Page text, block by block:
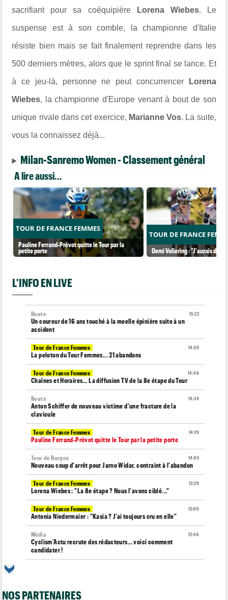
sacrifiant pour sa coéquipière Lorena Wiebes. Le
suspense est à son comble, la championne d'Italie
résiste bien mais se fait finalement reprendre dans les
500 derniers mètres, alors que le sprint final se lance. Et
à ce jeu-là, personne ne peut concurrencer Lorena
Wiebes, la championne d'Europe venant à bout de son
unique rivale dans cet exercice, Marianne Vos. La suite,
vous la connaissez déjà...
Milan-Sanremo Women - Classement général
A lire aussi...
TOUR DE FRANCE FEMMES
Pauline Ferrand-Prévot quitte le Tour par la
petite porte
TOUR DE FRANCE
Demi Vollering : "J'aurais dû
L'INFO EN LIVE
15:22
Route
Un coureur de 16 ans touché à la moelle épinière suite à un
accident
14:59
Tour de France Femmes
La peloton du Tour Femmes... 21 abandons
14:48
Tour de France Femmes
Chaînes et Horaires… La diffusion TV de la 8e étape du Tour
14:34
Route
Anton Schiffer de nouveau victime d'une fracture de la
clavicule
14:19
Tour de France Femmes
Pauline Ferrand-Prévot quitte le Tour par la petite porte
14:05
Tour de Burgos
Nouveau coup d'arrêt pour Jarno Widar, contraint à l'abandon
13:29
Tour de France Femmes
Lorena Wiebes : "La 8e étape ? Nous l'avons ciblé..."
13:09
Tour de France Femmes
Antonia Niedermaier : "Kasia ? J’ai toujours cru en elle"
12:46
Média
Cyclism’Actu recrute des rédacteurs… voici comment
candidater !
Tour de France Femmes
NOS PARTENAIRES